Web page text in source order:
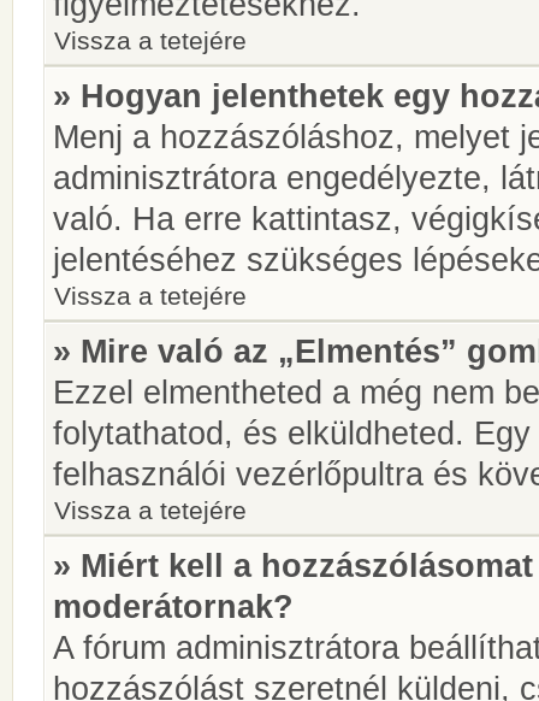
Vissza a tetejére
» Hogyan jelenthetek egy
Menj a hozzászóláshoz, melyet
adminisztrátora engedélyezte,
való. Ha erre kattintasz,
jelentéséhez szükséges
Vissza a tetejére
» Mire való az „Elmentés”
Ezzel elmentheted a még nem
folytathatod, és elküldheted.
felhasználói vezérlőpultra és
Vissza a tetejére
» Miért kell a
moderátornak?
A fórum adminisztrátora
hozzászólást szeretnél küldeni,